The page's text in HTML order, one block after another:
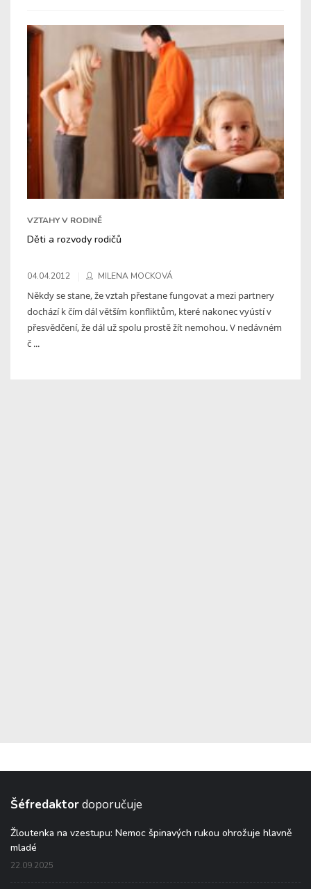
VZTAHY V RODINĚ
Děti a rozvody rodičů
04.04.2012 MILENA MOCKOVÁ
Někdy se stane, že vztah přestane fungovat a mezi partnery
dochází k čím dál větším konfliktům, které nakonec vyústí v
přesvědčení, že dál už spolu prostě žít nemohou. V nedávném
č ...
Šéfredaktordoporučuje
Žloutenka na vzestupu: Nemoc špinavých rukou ohrožuje hlavně
mladé
22.09.2025